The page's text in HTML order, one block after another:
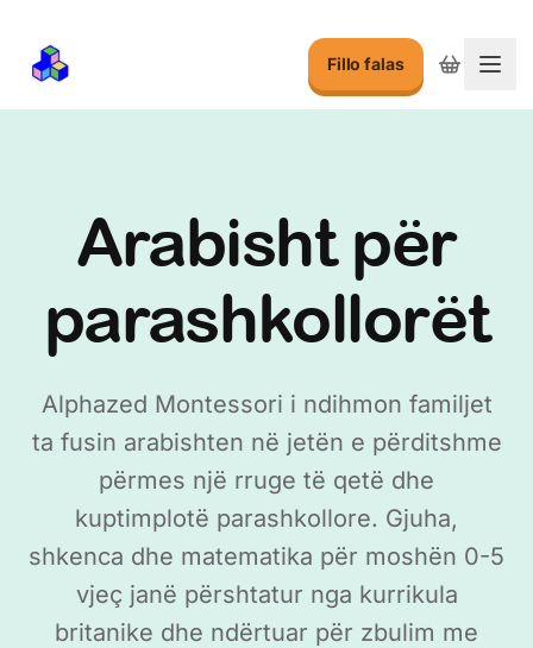
Fillo falas
Arabisht për
parashkollorët
Alphazed Montessori i ndihmon familjet
ta fusin arabishten në jetën e përditshme
përmes një rruge të qetë dhe
kuptimplotë parashkollore. Gjuha,
shkenca dhe matematika për moshën 0-5
vjeç janë përshtatur nga kurrikula
britanike dhe ndërtuar për zbulim me